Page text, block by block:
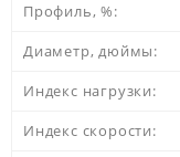
Профиль, %:
Диаметр, дюймы:
Индекс нагрузки:
Индекс скорости: